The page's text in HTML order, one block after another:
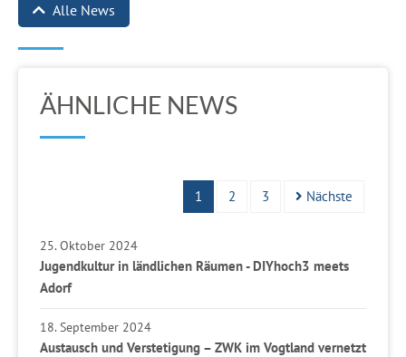
Alle News
ÄHNLICHE NEWS
1 2 3 Nächste
25. Oktober 2024
Jugendkultur in ländlichen Räumen - DIYhoch3 meets
Adorf
18. September 2024
Austausch und Verstetigung – ZWK im Vogtland vernetzt